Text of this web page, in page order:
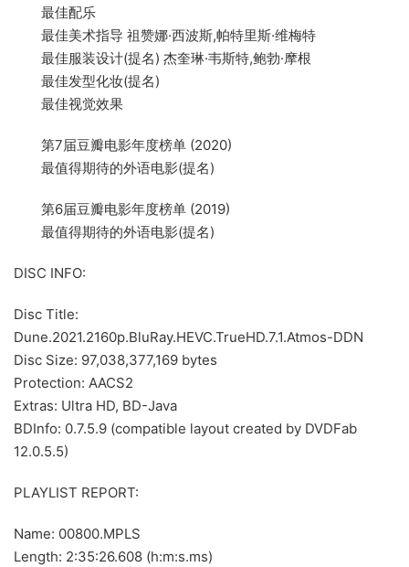
最佳配乐
最佳美术指导 祖赞娜·西波斯,帕特里斯·维梅特
最佳服装设计(提名) 杰奎琳·韦斯特,鲍勃·摩根
最佳发型化妆(提名)
最佳视觉效果
第7届豆瓣电影年度榜单 (2020)
最值得期待的外语电影(提名)
第6届豆瓣电影年度榜单 (2019)
最值得期待的外语电影(提名)
DISC INFO:
Disc Title:
Dune.2021.2160p.BluRay.HEVC.TrueHD.7.1.Atmos-DDN
Disc Size: 97,038,377,169 bytes
Protection: AACS2
Extras: Ultra HD, BD-Java
BDInfo: 0.7.5.9 (compatible layout created by DVDFab
12.0.5.5)
PLAYLIST REPORT:
Name: 00800.MPLS
Length: 2:35:26.608 (h:m:s.ms)